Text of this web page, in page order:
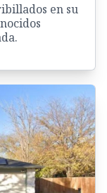
en su